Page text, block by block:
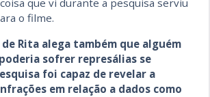
que vi durante a pesquisa serviu
o filme.
Rita alega também que alguém
sofrer represálias se
foi capaz de revelar a
em relação a dados como